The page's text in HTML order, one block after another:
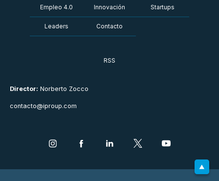
Director: Norberto Zocco
contacto@iproup.com
Empleo 4.0 Innovación Startups
Leaders Contacto
RSS